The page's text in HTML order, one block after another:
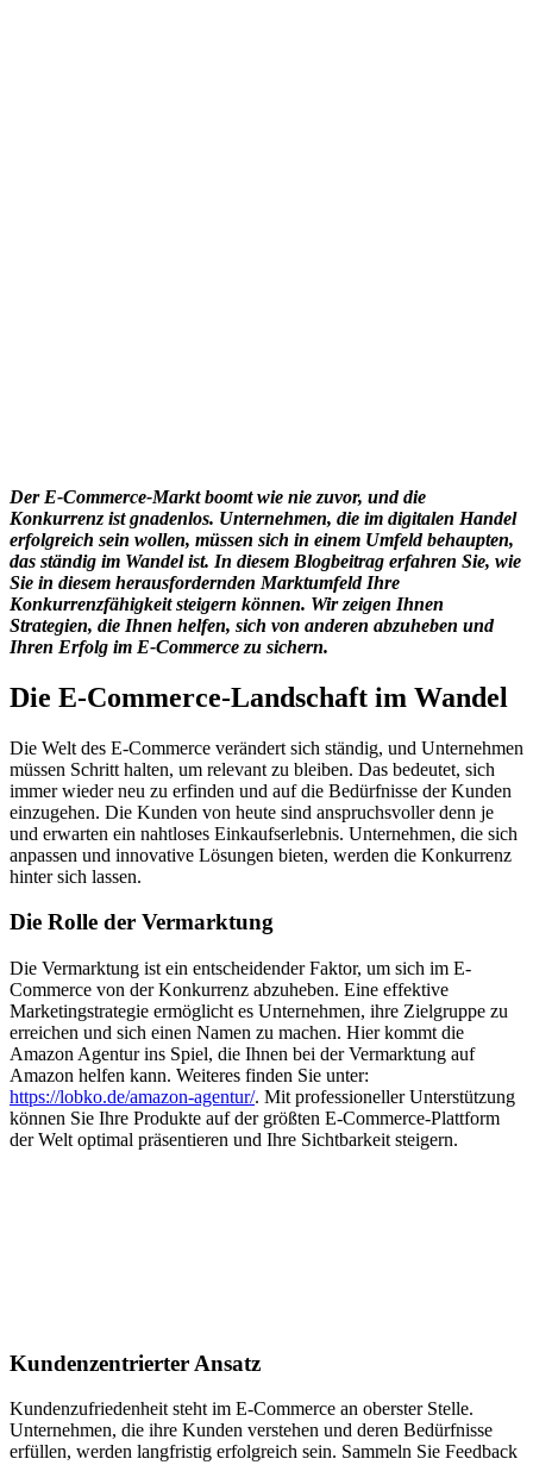
Der E-Commerce-Markt boomt wie nie zuvor, und die
Konkurrenz ist gnadenlos. Unternehmen, die im digitalen Handel
erfolgreich sein wollen, müssen sich in einem Umfeld behaupten,
das ständig im Wandel ist. In diesem Blogbeitrag erfahren Sie, wie
Sie in diesem herausfordernden Marktumfeld Ihre
Konkurrenzfähigkeit steigern können. Wir zeigen Ihnen
Strategien, die Ihnen helfen, sich von anderen abzuheben und
Ihren Erfolg im E-Commerce zu sichern.
Die E-Commerce-Landschaft im Wandel
Die Welt des E-Commerce verändert sich ständig, und Unternehmen
müssen Schritt halten, um relevant zu bleiben. Das bedeutet, sich
immer wieder neu zu erfinden und auf die Bedürfnisse der Kunden
einzugehen. Die Kunden von heute sind anspruchsvoller denn je
und erwarten ein nahtloses Einkaufserlebnis. Unternehmen, die sich
anpassen und innovative Lösungen bieten, werden die Konkurrenz
hinter sich lassen.
Die Rolle der Vermarktung
Die Vermarktung ist ein entscheidender Faktor, um sich im E-
Commerce von der Konkurrenz abzuheben. Eine effektive
Marketingstrategie ermöglicht es Unternehmen, ihre Zielgruppe zu
erreichen und sich einen Namen zu machen. Hier kommt die
Amazon Agentur ins Spiel, die Ihnen bei der Vermarktung auf
Amazon helfen kann. Weiteres finden Sie unter:
https://lobko.de/amazon-agentur/. Mit professioneller Unterstützung
können Sie Ihre Produkte auf der größten E-Commerce-Plattform
der Welt optimal präsentieren und Ihre Sichtbarkeit steigern.
Kundenzentrierter Ansatz
Kundenzufriedenheit steht im E-Commerce an oberster Stelle.
Unternehmen, die ihre Kunden verstehen und deren Bedürfnisse
erfüllen, werden langfristig erfolgreich sein. Sammeln Sie Feedback